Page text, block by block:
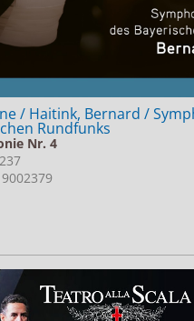
/ Haitink, Bernard /
Rundfunks
Nr. 4